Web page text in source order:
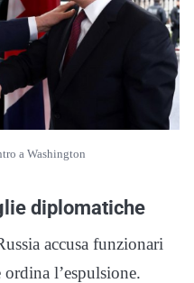
a Washington
diplomatiche
accusa funzionari
l’espulsione.